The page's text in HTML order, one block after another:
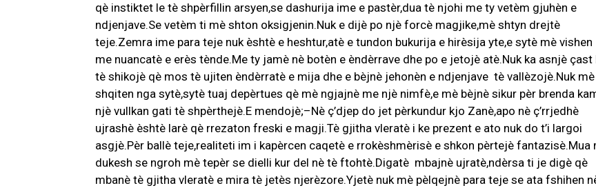
qè instiktet le tè shpèrfillin arsyen,se dashurija ime e pastèr,dua tè njohi me ty vetèm gjuhèn e
ndjenjave.Se vetèm ti mè shton oksigjenin.Nuk e dijè po njè forcè magjike,mè shtyn drejtè
teje.Zemra ime para teje nuk èshtè e heshtur,atè e tundon bukurija e hirèsija yte,e sytè mè vishen
me nuancatè e erès tènde.Me ty jamè nè botèn e èndèrrave dhe po e jetojè atè.Nuk ka asnjè çast
tè shikojè qè mos tè ujiten èndèrratè e mija dhe e bèjnè jehonèn e ndjenjave tè vallèzojè.Nuk mè
shqiten nga sytè,sytè tuaj depèrtues qè mè ngjajnè me njè nimfè,e mè bèjnè sikur pèr brenda
njè vullkan gati tè shpèrthejè.E mendojè;–Nè ç’djep do jet pèrkundur kjo Zanè,apo nè ç’rrjedhè
ujrashè èshtè larè qè rrezaton freski e magji.Tè gjitha vleratè i ke prezent e ato nuk do t’i largoi
asgjè.Pèr ballè teje,realiteti im i kapèrcen caqetè e rrokèshmèrisè e shkon pèrtejè fantazisè.Mua
dukesh se ngroh mè tepèr se dielli kur del nè tè ftohtè.Digatè mbajnè ujratè,ndèrsa ti je digè qè
mbanè tè gjitha vleratè e mira tè jetès njerèzore.Yjetè nuk mè pèlqejnè para teje se ata fshihen